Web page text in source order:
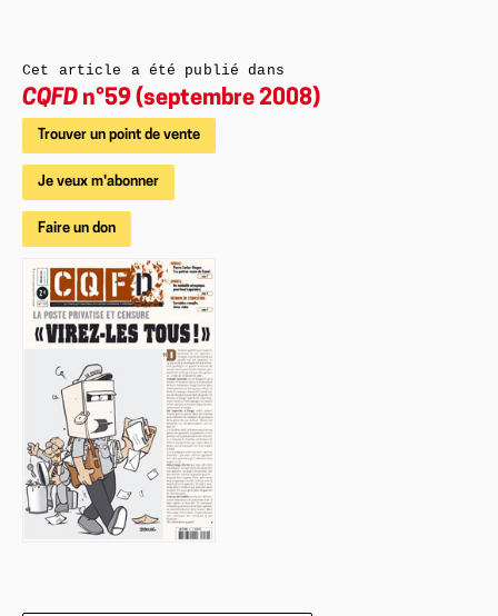
Cet article a été publié dans
CQFD n°59 (septembre 2008)
Trouver un point de vente
Je veux m'abonner
Faire un don